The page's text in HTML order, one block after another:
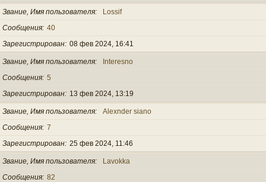
Звание, Имя пользователя
Lossif
Сообщения 40
Зарегистрирован 08 фев 2024, 16:41
Звание, Имя пользователя
Interesno
Сообщения 5
Зарегистрирован
13 фев 2024, 13:19
Звание, Имя пользователя
Alexnder siano
Сообщения 7
Зарегистрирован 25 фев 2024, 11:46
Звание, Имя пользователя
Lavokka
Сообщения 82